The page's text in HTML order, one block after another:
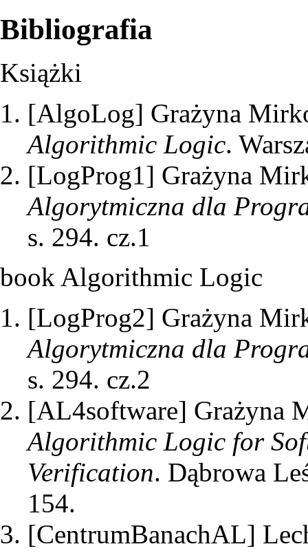
Bibliografia
Książki
[AlgoLog] Grażyna
Algorithmic Logic.
[LogProg1] Grażyna
Algorytmiczna dla
s. 294. cz.1
book Algorithmic Logic
[LogProg2] Grażyna
Algorytmiczna dla
s. 294. cz.2
[AL4software] Grażyna
Algorithmic Logic for
Verification. Dąbrowa
154.
[CentrumBanachAL]